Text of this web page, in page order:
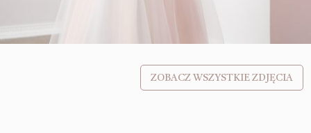
ZOBACZ WSZYSTKIE ZDJĘCIA